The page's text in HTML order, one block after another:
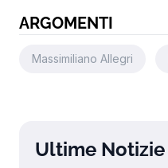
ARGOMENTI
Massimiliano Allegri
Ultime Notizie